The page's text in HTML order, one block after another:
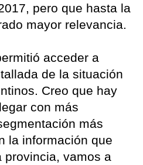
pero que hasta la
mayor relevancia.
acceder a
de la situación
Creo que hay
con más
más
la información que
provincia, vamos a